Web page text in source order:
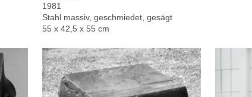
1981
Stahl massiv, geschmiedet, gesägt
55 x 42,5 x 55 cm